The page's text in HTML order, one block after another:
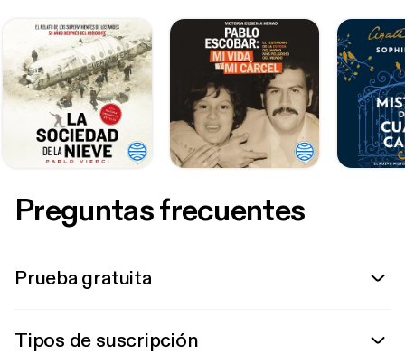
Preguntas frecuentes
Prueba gratuita
Tipos de suscripción